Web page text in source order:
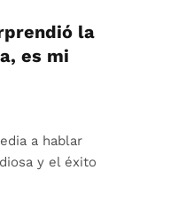
la
es mi
a hablar
y el éxito